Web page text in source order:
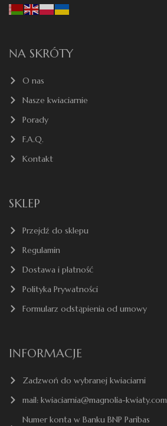
NA SKRÓTY
O nas
Nasze kwiaciarnie
Porady
F.A.Q.
Kontakt
SKLEP
Przejdź do sklepu
Regulamin
Dostawa i płatność
Polityka Prywatności
Formularz odstąpienia od umowy
INFORMACJE
Zadzwoń do wybranej kwiaciarni
mail: kwiaciarnia@magnolia-kwiaty.com
Numer konta w Banku BNP Paribas